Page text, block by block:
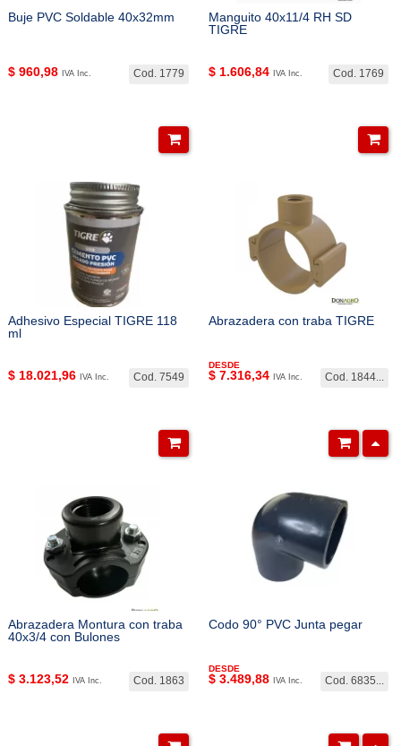
Buje PVC Soldable 40x32mm
Cod. 1779
$ 960,98 IVA Inc.
Manguito 40x11/4 RH SD
TIGRE
Cod. 1769
$ 1.606,84 IVA Inc.
Adhesivo Especial TIGRE 118
ml
Cod. 7549
$ 18.021,96 IVA Inc.
Abrazadera con traba TIGRE
Cod. 1844...
DESDE
$ 7.316,34 IVA Inc.
Abrazadera Montura con traba
40x3/4 con Bulones
Cod. 1863
$ 3.123,52 IVA Inc.
Codo 90° PVC Junta pegar
Cod. 6835...
DESDE
$ 3.489,88 IVA Inc.